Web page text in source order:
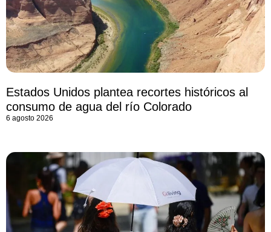
Estados Unidos plantea recortes históricos al
consumo de agua del río Colorado
6 agosto 2026